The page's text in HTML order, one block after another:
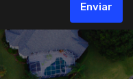
Enviar